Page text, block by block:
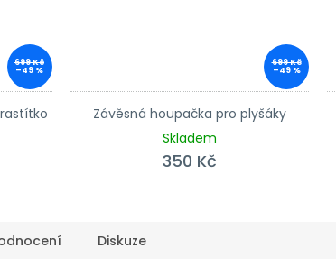
699 Kč
–49 %
699 Kč
–49 %
Závěsná houpačka pro plyšáky
Skladem
350 Kč
Diskuze